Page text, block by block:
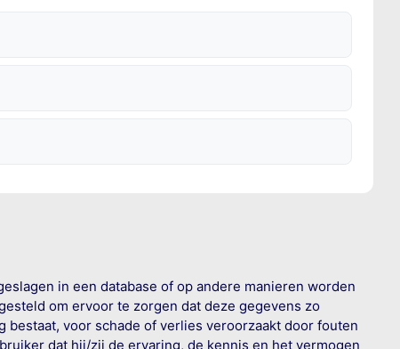
in een database of op andere manieren worden
om ervoor te zorgen dat deze gegevens zo
voor schade of verlies veroorzaakt door fouten
dat hij/zij de ervaring, de kennis en het vermogen